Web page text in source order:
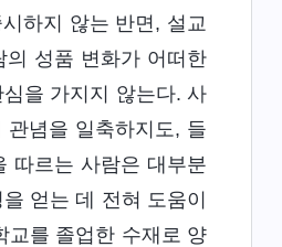
하지 않는 반면, 설교
성품 변화가 어떠한
을 가지지 않는다. 사
념을 일축하지도, 들
따르는 사람은 대부분
얻는 데 전혀 도움이
교를 졸업한 수재로 양